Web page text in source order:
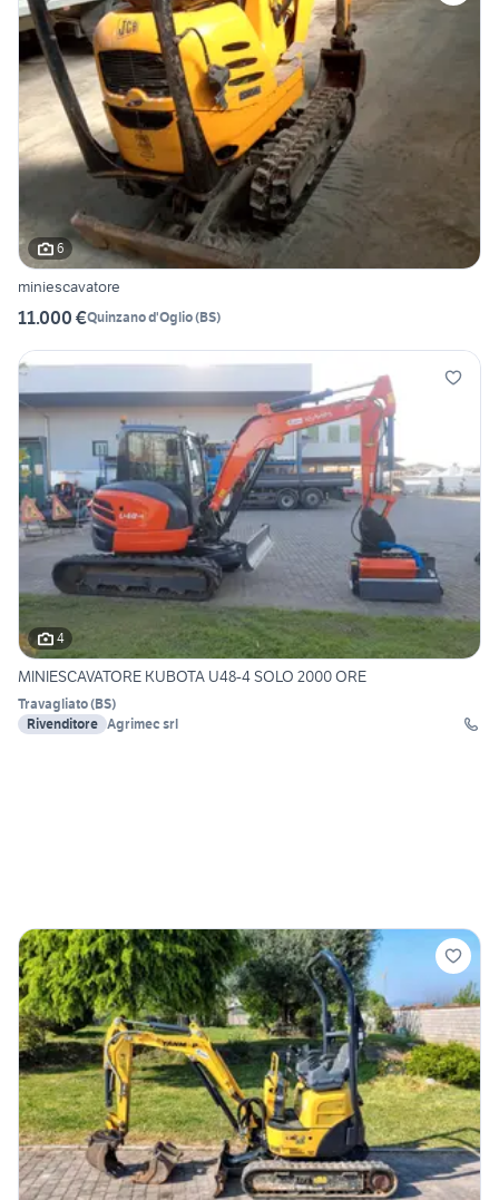
6
miniescavatore
11.000 €Quinzano d'Oglio(BS)
4
MINIESCAVATORE KUBOTA U48-4 SOLO 2000 ORE
Travagliato(BS)
Rivenditore Agrimec srl